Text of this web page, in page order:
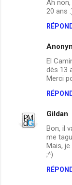
Ah
20 ans
El
dès 13
Merci
Gildan
Bon, il
me
Mais,
;^)